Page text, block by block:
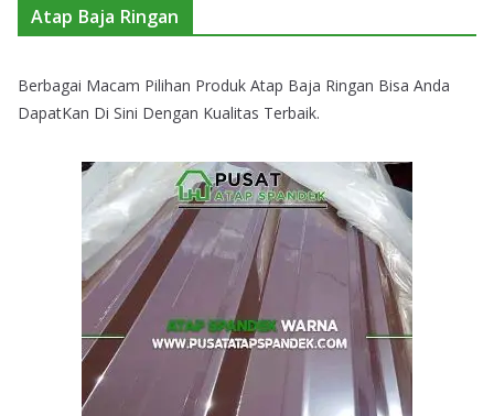
Atap Baja Ringan
Berbagai Macam Pilihan Produk Atap Baja Ringan Bisa Anda
DapatKan Di Sini Dengan Kualitas Terbaik.